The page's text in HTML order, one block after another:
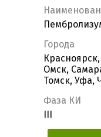
Города
Омск,
Томск, Уфа,
Фаза КИ